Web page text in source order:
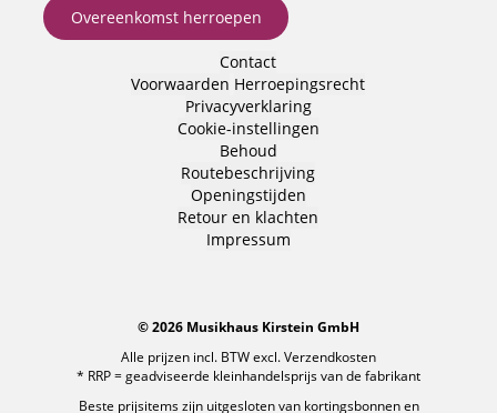
Overeenkomst herroepen
Contact
Voorwaarden Herroepingsrecht
Privacyverklaring
Cookie-instellingen
Behoud
Routebeschrijving
Openingstijden
Retour en klachten
Impressum
© 2026 Musikhaus Kirstein GmbH
Alle prijzen incl. BTW excl.Verzendkosten
* RRP = geadviseerde kleinhandelsprijs van de fabrikant
Beste prijsitems zijn uitgesloten van kortingsbonnen en